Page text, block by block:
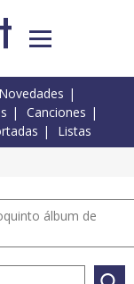
Novedades
Canciones
Listas
álbum de